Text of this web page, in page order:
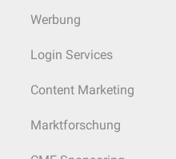
Werbung
Login Services
Content Marketing
Marktforschung